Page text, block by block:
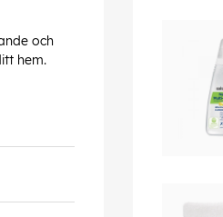
och
hem.